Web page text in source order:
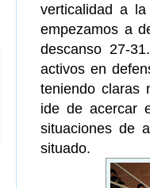
verticalidad a
empezamos a
descanso 27-
activos en
teniendo claras
ide de acercar
situaciones de
situado.